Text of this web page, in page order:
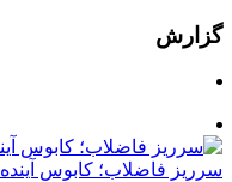
گزارش
سرریز فاضلاب؛ کابوس آینده